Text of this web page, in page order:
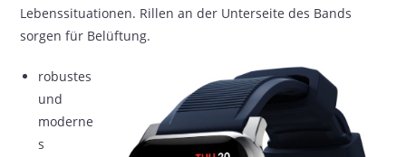
Lebenssituationen. Rillen an der Unterseite des Bands
sorgen für Belüftung.
robustes
und
moderne
s